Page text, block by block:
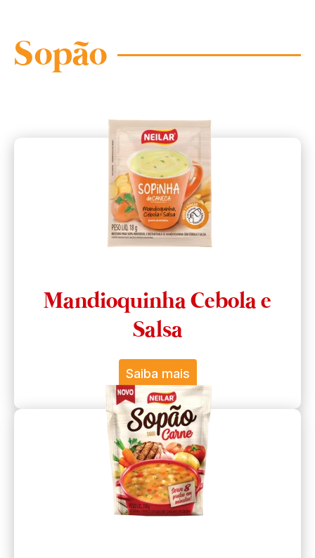
Sopão
Mandioquinha Cebola e
Salsa
Saiba mais